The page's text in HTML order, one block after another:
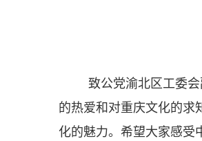
致公党渝北区工委
的热爱和对重庆文化的求
化的魅力。希望大家感受